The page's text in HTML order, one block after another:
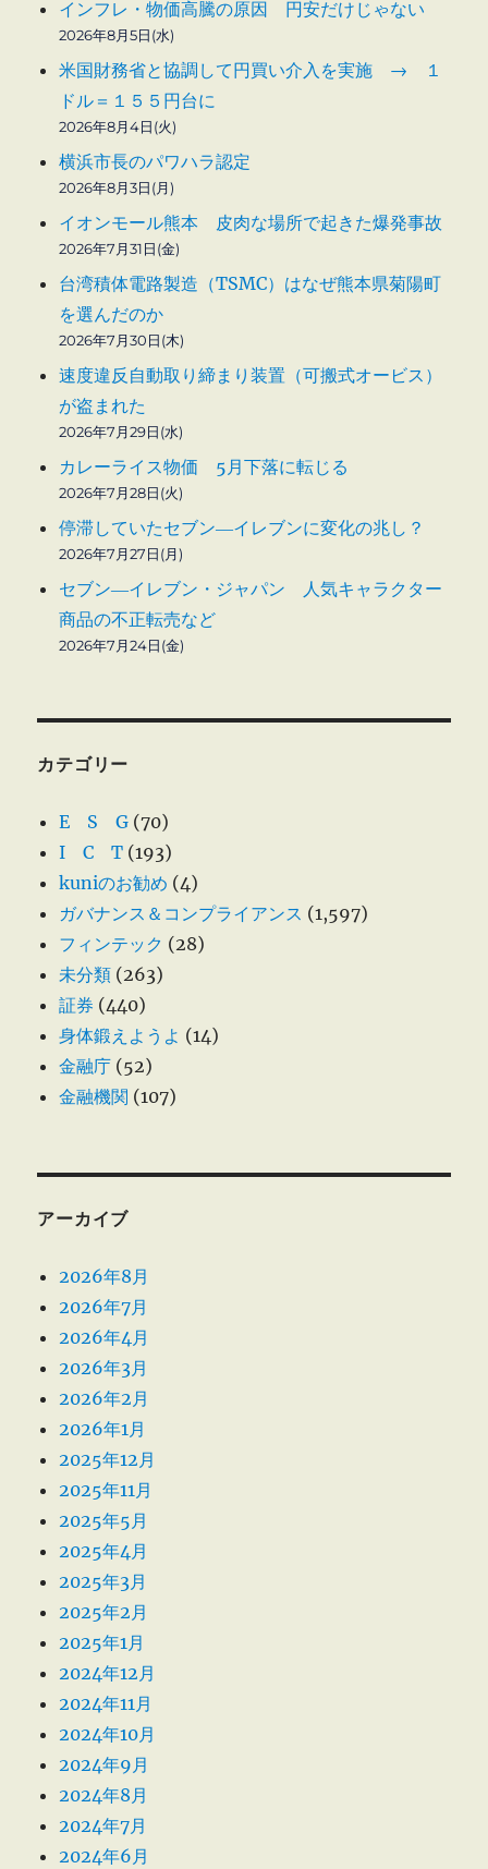
インフレ・物価高騰の原因 円安だけじゃない
2026年8月5日(水)
米国財務省と協調して円買い介入を実施 → １
ドル＝１５５円台に
2026年8月4日(火)
横浜市長のパワハラ認定
2026年8月3日(月)
イオンモール熊本 皮肉な場所で起きた爆発事故
2026年7月31日(金)
台湾積体電路製造（TSMC）はなぜ熊本県菊陽町
を選んだのか
2026年7月30日(木)
速度違反自動取り締まり装置（可搬式オービス）
が盗まれた
2026年7月29日(水)
カレーライス物価 5月下落に転じる
2026年7月28日(火)
停滞していたセブン―イレブンに変化の兆し？
2026年7月27日(月)
セブン―イレブン・ジャパン 人気キャラクター
商品の不正転売など
2026年7月24日(金)
カテゴリー
E S G (70)
I C T (193)
kuniのお勧め (4)
ガバナンス＆コンプライアンス (1,597)
フィンテック (28)
未分類 (263)
証券 (440)
身体鍛えようよ (14)
金融庁 (52)
金融機関 (107)
アーカイブ
2026年8月
2026年7月
2026年4月
2026年3月
2026年2月
2026年1月
2025年12月
2025年11月
2025年5月
2025年4月
2025年3月
2025年2月
2025年1月
2024年12月
2024年11月
2024年10月
2024年9月
2024年8月
2024年7月
2024年6月